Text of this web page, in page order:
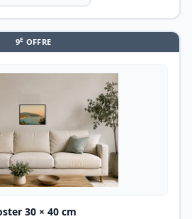
9E OFFRE
30 × 40 cm